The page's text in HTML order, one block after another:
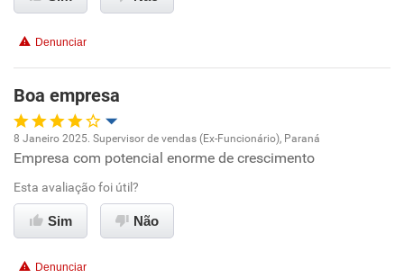
Benefícios
Recomenda esta empresa
Denunciar
Boa empresa
Oportunidade de promoção
Ambiente de trabalho
8 Janeiro 2025. Supervisor de vendas (Ex-Funcionário), Paraná
Empresa com potencial enorme de crescimento
Esta avaliação foi útil?
Sim Não
Denunciar